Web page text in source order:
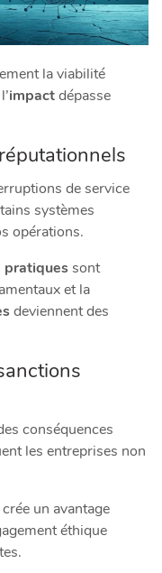
la viabilité
impactdépasse
de service
systèmes
opérations.
pratiquessont
et la
deviennent des
conséquences
les entreprises non
un avantage
éthique